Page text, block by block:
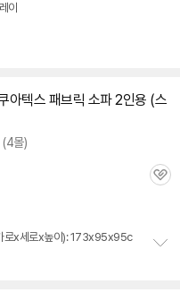
이
아텍스 패브릭 소파2인용 (스
(4몰)
관
로x세로x높이): 173x95x95c